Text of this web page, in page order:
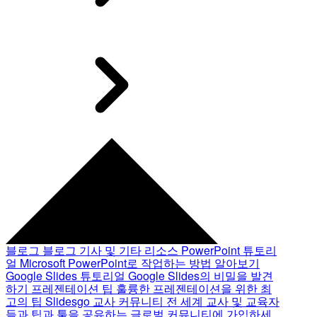
블로그 블로그 기사 및 기타 리소스 PowerPoint 튜토리
얼 Microsoft PowerPoint로 작업하는 방법 알아보기
Google Slides 튜토리얼 Google Slides의 비밀을 발견
하기 프레젠테이션 팁 훌륭한 프레젠테이션을 위한 최
고의 팁 Slidesgo 교사 커뮤니티 전 세계 교사 및 교육자